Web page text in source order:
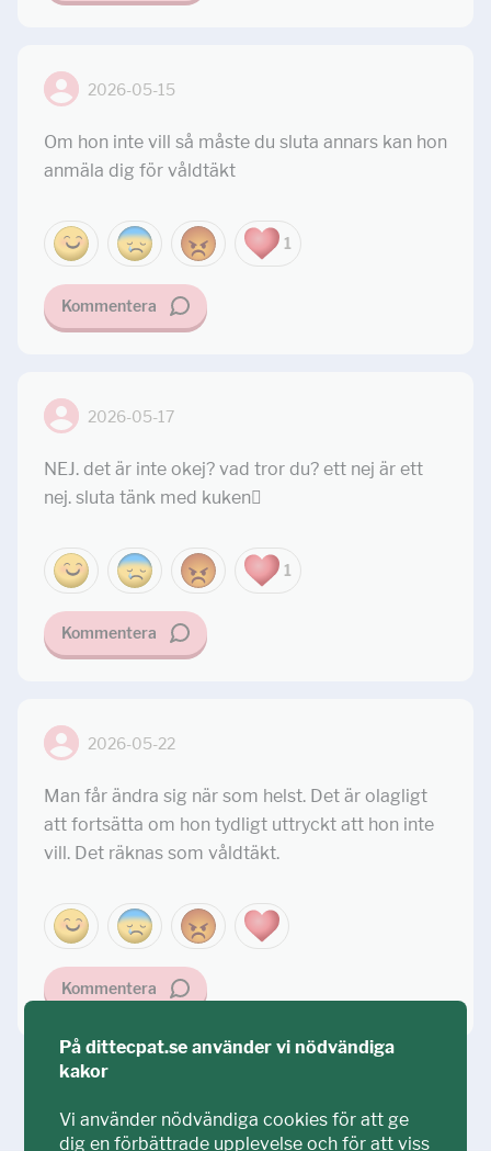
2026-05-15
Om hon inte vill så måste du sluta annars kan hon
anmäla dig för våldtäkt
1
Kommentera
2026-05-17
NEJ. det är inte okej? vad tror du? ett nej är ett
nej. sluta tänk med kuken🫩
1
Kommentera
2026-05-22
Man får ändra sig när som helst. Det är olagligt
att fortsätta om hon tydligt uttryckt att hon inte
vill. Det räknas som våldtäkt.
Kommentera
På dittecpat.se använder vi nödvändiga
kakor
Vi använder nödvändiga cookies för att ge
dig en förbättrade upplevelse och för att viss